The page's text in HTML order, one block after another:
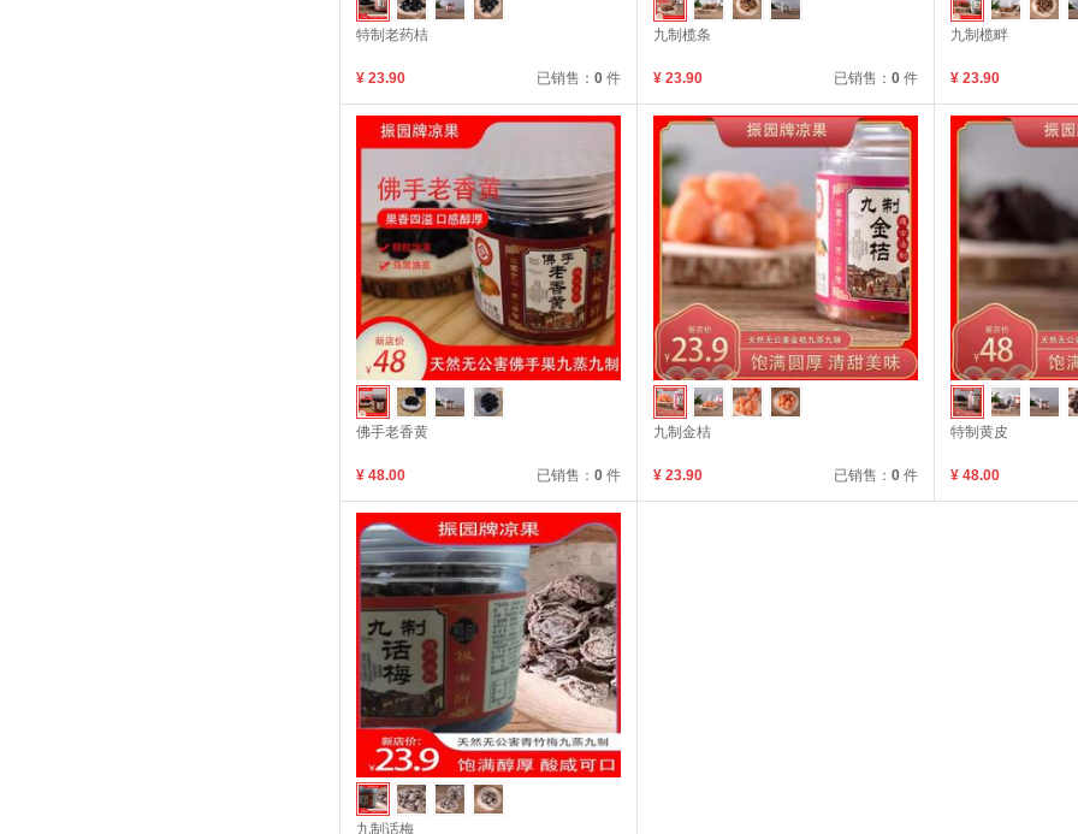
特制老药桔
¥ 23.90 已销售： 0 件
九制榄条
¥ 23.90 已销售： 0 件
九制榄畔
¥ 23.90
佛手老香黄
¥ 48.00 已销售： 0 件
九制金桔
¥ 23.90 已销售： 0 件
特制黄皮
¥ 48.00
九制话梅